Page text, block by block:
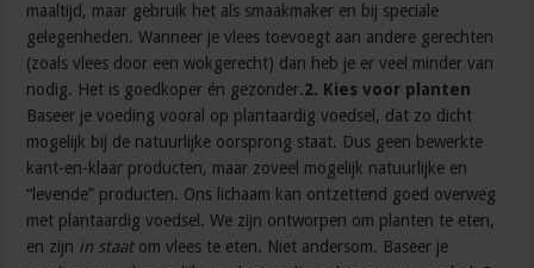
maaltijd, maar gebruik het als smaakmaker en bij speciale
gelegenheden. Wanneer je vlees toevoegt aan andere gerechten
(zoals vlees door een wokgerecht) dan heb je er veel minder van
nodig. Het is goedkoper én gezonder.2. Kies voor planten
Baseer je voeding vooral op plantaardig voedsel, dat zo dicht
mogelijk bij de natuurlijke oorsprong staat. Dus geen bewerkte
kant-en-klaar producten, maar zoveel mogelijk natuurlijke en
“levende” producten. Ons lichaam kan ontzettend goed overweg
met plantaardig voedsel. We zijn ontworpen om planten te eten,
en zijn in staatom vlees te eten. Niet andersom. Baseer je